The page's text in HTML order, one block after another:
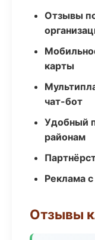
Отзывы
карты
чат-бот
Удобный
районам
Реклама
Отзывы